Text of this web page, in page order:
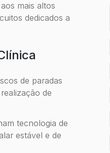
mais altos
dedicados a
de paradas
de
tecnologia de
estável e de